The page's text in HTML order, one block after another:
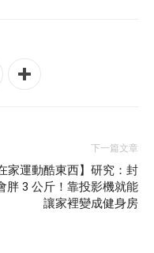
下一篇文章
在家運動酷東西】研究：封
胖 3 公斤！靠投影機就能
讓家裡變成健身房